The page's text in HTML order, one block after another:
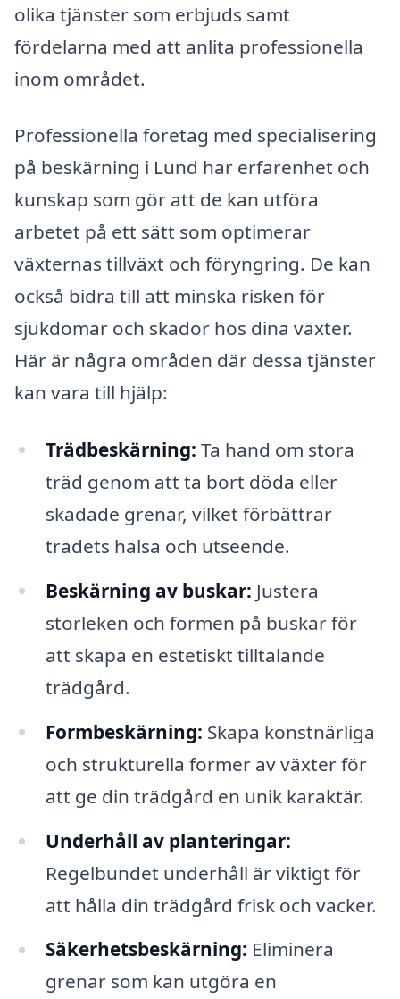
olika tjänster som erbjuds samt
fördelarna med att anlita professionella
inom området.
Professionella företag med specialisering
på beskärning i Lund har erfarenhet och
kunskap som gör att de kan utföra
arbetet på ett sätt som optimerar
växternas tillväxt och föryngring. De kan
också bidra till att minska risken för
sjukdomar och skador hos dina växter.
Här är några områden där dessa tjänster
kan vara till hjälp:
Trädbeskärning: Ta hand om stora
träd genom att ta bort döda eller
skadade grenar, vilket förbättrar
trädets hälsa och utseende.
Beskärning av buskar: Justera
storleken och formen på buskar för
att skapa en estetiskt tilltalande
trädgård.
Formbeskärning: Skapa konstnärliga
och strukturella former av växter för
att ge din trädgård en unik karaktär.
Underhåll av planteringar:
Regelbundet underhåll är viktigt för
att hålla din trädgård frisk och vacker.
Säkerhetsbeskärning: Eliminera
grenar som kan utgöra en